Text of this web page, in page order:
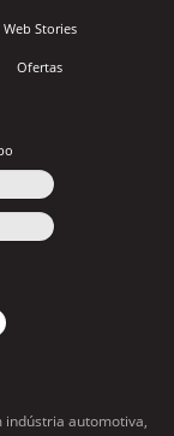
Web Stories
Ofertas
indústria automotiva,